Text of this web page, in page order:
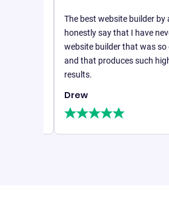
The best website builder by a huge
honestly say that I have never
website builder that was so easy to
and that produces such high-